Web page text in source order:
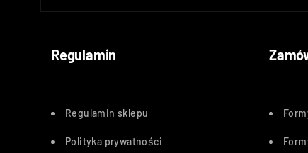
Regulamin
Regulamin sklepu
Polityka prywatności